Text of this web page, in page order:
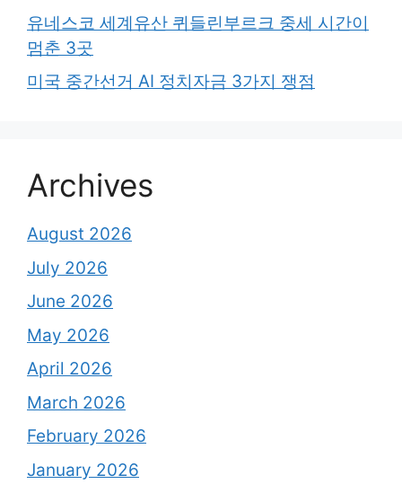
유네스코 세계유산 퀴들린부르크 중세 시간이
멈춘 3곳
미국 중간선거 AI 정치자금 3가지 쟁점
Archives
August 2026
July 2026
June 2026
May 2026
April 2026
March 2026
February 2026
January 2026